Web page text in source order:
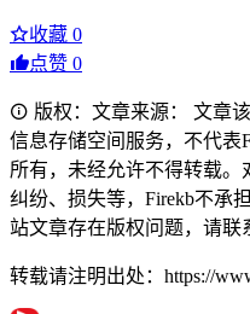
收藏 0
点赞 0
版权：文章来源： 文章
信息存储空间服务，不代表
所有，未经允许不得转载
纠纷、损失等，Firekb不承
站文章存在版权问题，请联
转载请注明出处：https://